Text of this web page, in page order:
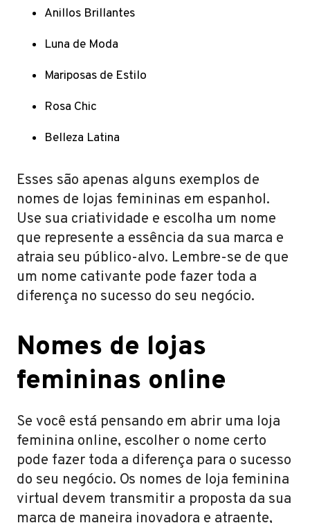
Anillos Brillantes
Luna de Moda
Mariposas de Estilo
Rosa Chic
Belleza Latina
Esses são apenas alguns exemplos de
nomes de lojas femininas em espanhol.
Use sua criatividade e escolha um nome
que represente a essência da sua marca e
atraia seu público-alvo. Lembre-se de que
um nome cativante pode fazer toda a
diferença no sucesso do seu negócio.
Nomes de lojas
femininas online
Se você está pensando em abrir uma loja
feminina online, escolher o nome certo
pode fazer toda a diferença para o sucesso
do seu negócio. Os nomes de loja feminina
virtual devem transmitir a proposta da sua
marca de maneira inovadora e atraente,